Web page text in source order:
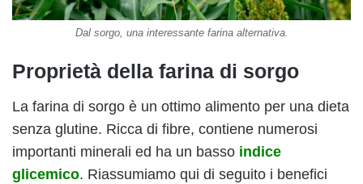
Dal sorgo, una interessante farina alternativa.
Proprietà della farina di sorgo
La farina di sorgo è un ottimo alimento per una dieta
senza glutine. Ricca di fibre, contiene numerosi
importanti minerali ed ha un basso indice
glicemico. Riassumiamo qui di seguito i benefici